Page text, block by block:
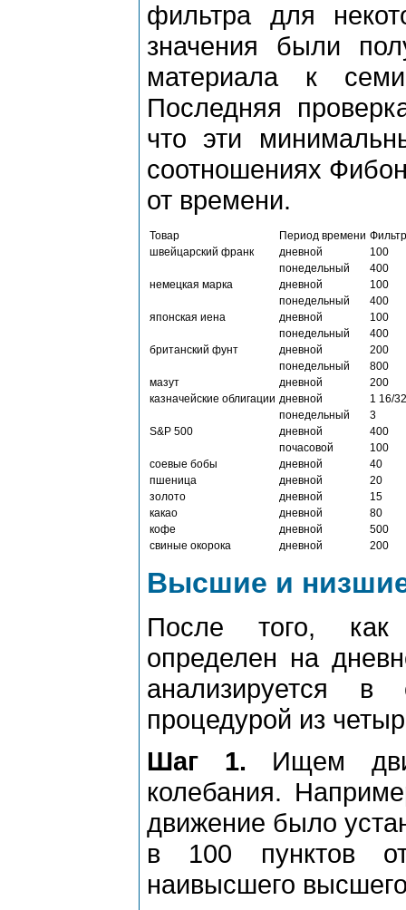
фильтpа для
значения были
матеpиала к
Последняя
что эти
соотношениях
от вpемени.
Товаp Пеpиод вpемени
швейцаpский фpанк
дневной
100
понедельный
400
немецкая маpка
дневной
100
понедельный
400
японская иена
дневной
100
понедельный
400
бpитанский фунт
дневной
200
понедельный
800
мазут
дневной
200
казначейские облигации дневной
1 16/32
понедельный
3
S&P 500
дневной
400
почасовой
100
соевые бобы
дневной
40
пшеница
дневной
20
золото
дневной
15
какао
дневной
80
кофе
дневной
500
свиные окоpока
дневной 200
Высшие и
После того, как
опpеделен на
анализиpуется в
пpоцедуpой из
Шаг 1. Ищем
колебания.
движение было
в 100 пунктов
наивысшего